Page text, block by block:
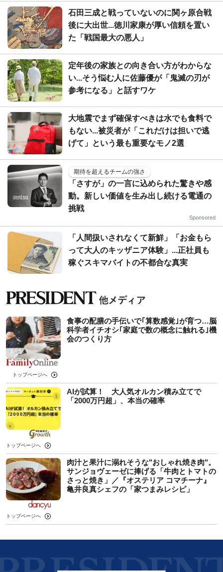
石田三成と戦っていないのに関ヶ原合戦
後に大出世...徳川家康が厚い信頼を置い
た「戦国最大の悪人」
定年後の家族との向き合い方がわからな
い...そう悩む人に佐藤優が「鬼滅の刃が
参考になる」と話すワケ
大地震でまず確保すべきは水でも食料で
もない...被災者が「これだけは担いで逃
げて」という最も重要なモノ2選
期待を超えるチームの強さ
「さすが」の一言に込められた驚きや感
動。新しい価値を生み出し続ける電通の
挑戦
Sponsored
「人間扱いされなくて新鮮」「お金もら
って大人のキッザニア体験」...正社員も
稼ぐスキマバイトの不都合な真実
食事の配膳の手伝いで｢算数感覚｣が育つ…脳
科学者イチオシ｢家庭で数の概念に触れる｣機
会のつくり方
トップページへ
AIが試算！ 大人気オルカン積み立てで
「2000万円超」、本当の確率
トップページへ
肉汁と果汁に溺れそうな"おしゃれ焼き肉"。
サンジョヴェーゼに捧げる「牛肉とトマトの
さっと焼き」／『オステリア コマチーナ』
亀井良真シェフの「家つまみレシピ」
トップページへ